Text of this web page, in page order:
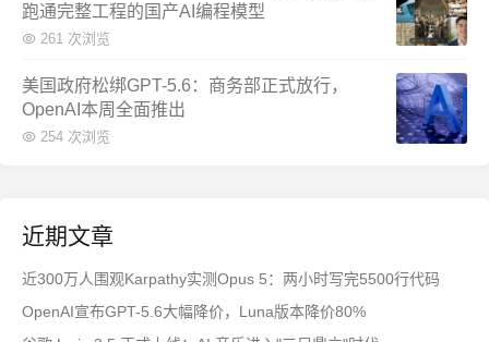
跑通完整工程的国产AI编程模型
261 次浏览
美国政府松绑GPT-5.6：商务部正式放行，
OpenAI本周全面推出
254 次浏览
近期文章
近300万人围观Karpathy实测Opus 5：两小时写完5500行代码
OpenAI宣布GPT-5.6大幅降价，Luna版本降价80%